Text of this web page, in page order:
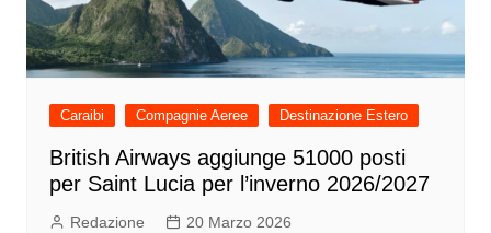
Caraibi Compagnie Aeree Destinazione Estero
British Airways aggiunge 51000 posti
per Saint Lucia per l’inverno 2026/2027
Redazione 20 Marzo 2026